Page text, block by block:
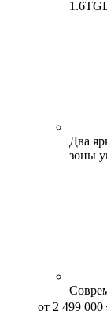
Два
зоны
от 2 499